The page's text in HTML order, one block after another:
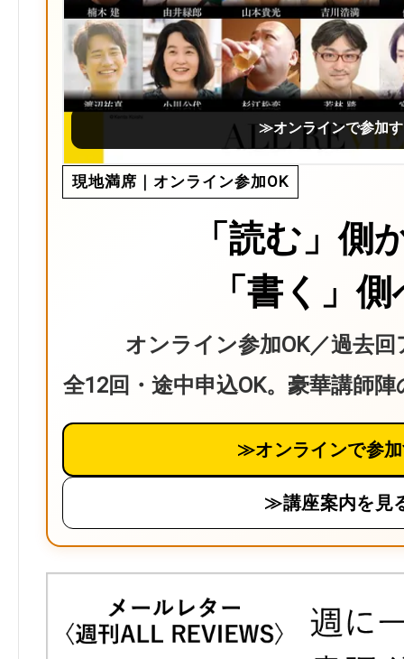
≫オンラインで参加
現地満席｜オンライン参加OK
「読む」側
「書く」
オンライン参加OK／過去
全12回・途中申込OK。豪華講師
≫オンラインで参
≫講座案内を見